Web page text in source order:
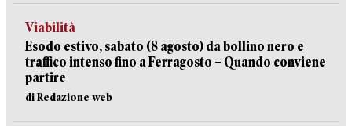
Viabilità
Esodo estivo, sabato (8 agosto) da bollino nero e
traffico intenso fino a Ferragosto – Quando conviene
partire
di Redazione web